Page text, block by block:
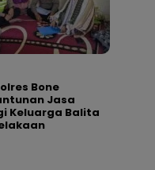
Bone
Jasa
Keluarga Balita